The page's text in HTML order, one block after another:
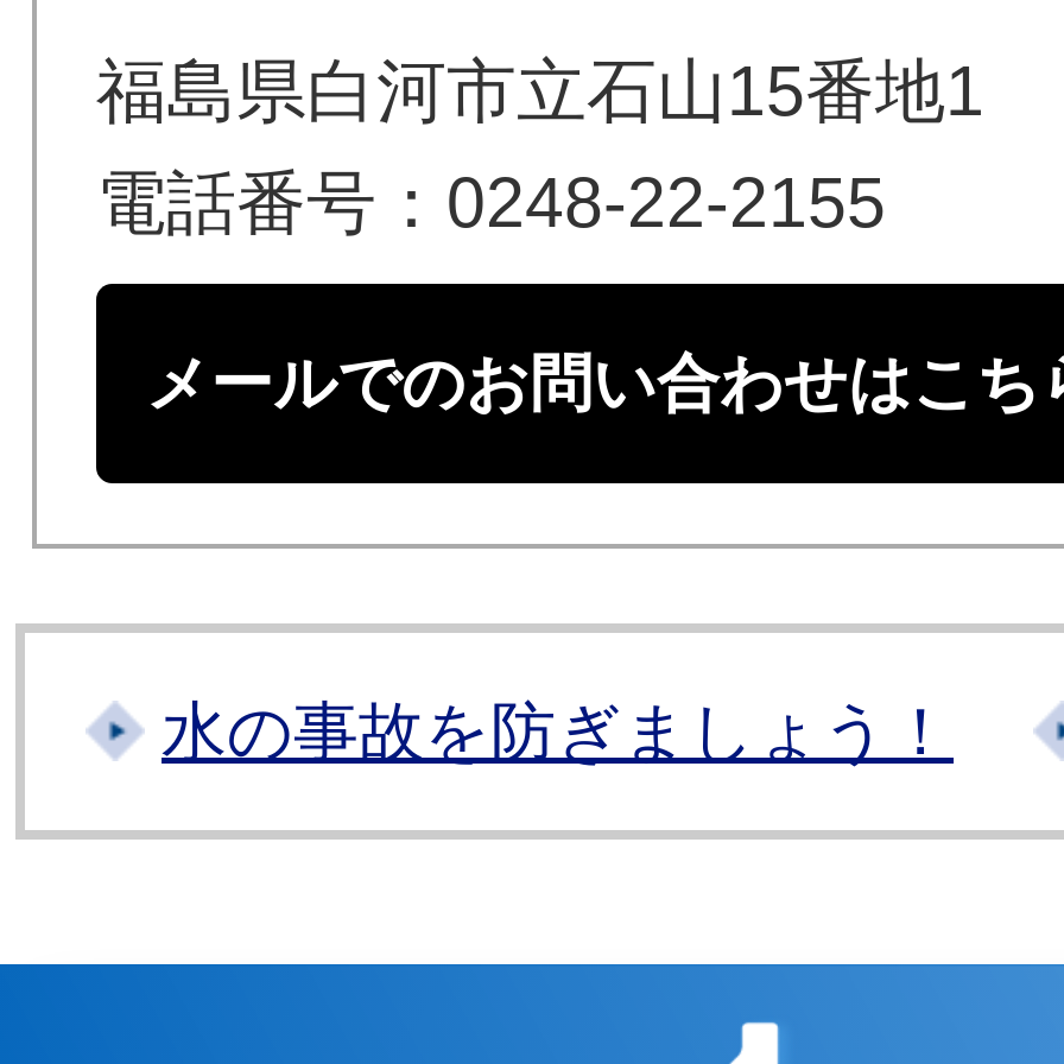
福島県白河市立石山15番地1
電話番号：0248-22-2155
メールでのお問い合わせはこち
水の事故を防ぎましょう！